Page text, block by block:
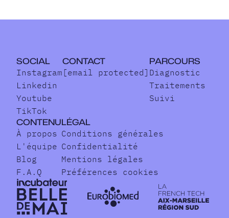
SOCIAL
Instagram
Linkedin
Youtube
TikTok
CONTACT
[email protected]
PARCOURS
Diagnostic
Traitements
Suivi
CONTENU
À propos
L'équipe
Blog
F.A.Q
LÉGAL
Conditions générales
Confidentialité
Mentions légales
Préférences cookies